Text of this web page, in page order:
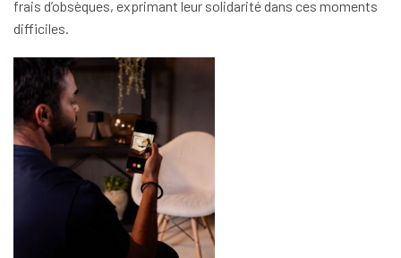
frais d’obsèques, exprimant leur solidarité dans ces moments
difficiles.